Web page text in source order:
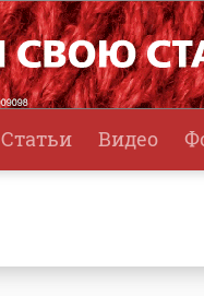
Статьи Видео